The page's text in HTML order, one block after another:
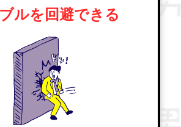
ブルを回避できる